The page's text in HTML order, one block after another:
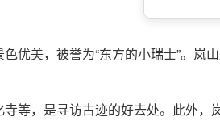
优美，被誉为“东方的小瑞士”。岚
等，是寻访古迹的好去处。此外，